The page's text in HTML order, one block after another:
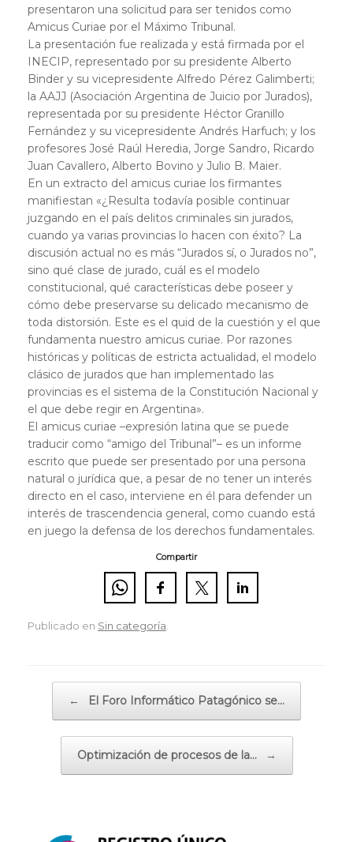
presentaron una solicitud para ser tenidos como
Amicus Curiae por el Máximo Tribunal.
La presentación fue realizada y está firmada por el
INECIP, representado por su presidente Alberto
Binder y su vicepresidente Alfredo Pérez Galimberti;
la AAJJ (Asociación Argentina de Juicio por Jurados),
representada por su presidente Héctor Granillo
Fernández y su vicepresidente Andrés Harfuch; y los
profesores José Raúl Heredia, Jorge Sandro, Ricardo
Juan Cavallero, Alberto Bovino y Julio B. Maier.
En un extracto del amicus curiae los firmantes
manifiestan «¿Resulta todavía posible continuar
juzgando en el país delitos criminales sin jurados,
cuando ya varias provincias lo hacen con éxito? La
discusión actual no es más “Jurados sí, o Jurados no”,
sino qué clase de jurado, cuál es el modelo
constitucional, qué características debe poseer y
cómo debe preservarse su delicado mecanismo de
toda distorsión. Este es el quid de la cuestión y el que
fundamenta nuestro amicus curiae. Por razones
históricas y políticas de estricta actualidad, el modelo
clásico de jurados que han implementado las
provincias es el sistema de la Constitución Nacional y
el que debe regir en Argentina».
El amicus curiae –expresión latina que se puede
traducir como “amigo del Tribunal”– es un informe
escrito que puede ser presentado por una persona
natural o jurídica que, a pesar de no tener un interés
directo en el caso, interviene en él para defender un
interés de trascendencia general, como cuando está
en juego la defensa de los derechos fundamentales.
Compartir
Publicado en Sin categoría
← El Foro Informático Patagónico se…
Optimización de procesos de la… →